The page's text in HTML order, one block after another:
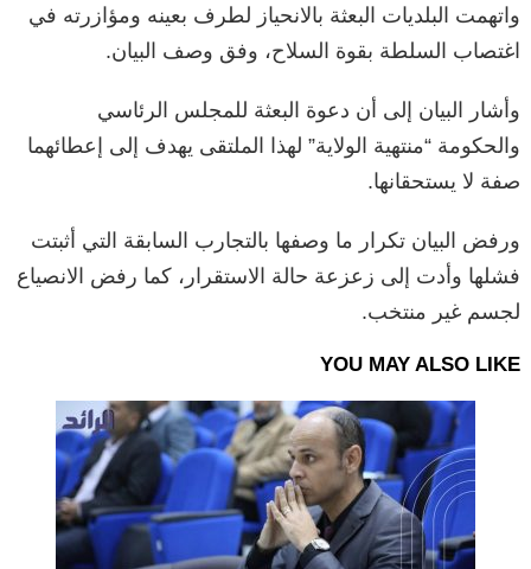
واتهمت البلديات البعثة بالانحياز لطرف بعينه ومؤازرته في
اغتصاب السلطة بقوة السلاح، وفق وصف البيان.
وأشار البيان إلى أن دعوة البعثة للمجلس الرئاسي
والحكومة “منتهية الولاية” لهذا الملتقى يهدف إلى إعطائهما
صفة لا يستحقانها.
ورفض البيان تكرار ما وصفها بالتجارب السابقة التي أثبتت
فشلها وأدت إلى زعزعة حالة الاستقرار، كما رفض الانصياع
لجسم غير منتخب.
YOU MAY ALSO LIKE